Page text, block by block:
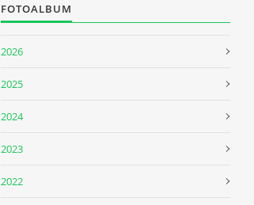
FOTOALBUM
2026
2025
2024
2023
2022